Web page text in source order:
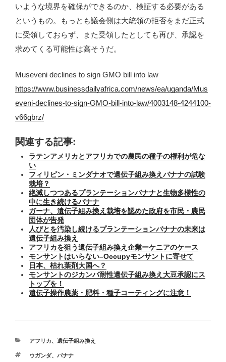
いような境界を確保ができるのか、検証する必要がある
というもの。もっとも議会側は大統領の拒否をまだ正式
に受領しておらず、また受領したとしても再び、承認を
求めてくる可能性は高そうだ。
Museveni declines to sign GMO bill into law
https://www.businessdailyafrica.com/news/ea/uganda/Mus
eveni-declines-to-sign-GMO-bill-into-law/4003148-4244100-
v66gbrz/
関連する記事:
ラテンアメリカとアフリカでの農民の種子の権利が危な
い
フィリピン・ミンダナオで遺伝子組み換えバナナの試験
栽培？
絶滅しつつあるプランテーションバナナと生物多様性の
中に生き続けるバナナ
ガーナ、遺伝子組み換え栽培を認めた政府を市民・農民
団体が告発
人びとを汚染し続けるプランテーションバナナの未来は
遺伝子組み換え
アフリカを狙う遺伝子組み換え企業ーケニアのケース
モンサントはいらない–Occupyモンサントに寄せて
日本、枯れ葉剤大国へ？
モンサントのジカンバ耐性遺伝子組み換え大豆承認にス
トップを！
遺伝子操作農薬・肥料・種子コーティングに注意！
カ
ゴ
アフリカ、 遺伝子組み換え
タ
ウガンダ、 バナナ